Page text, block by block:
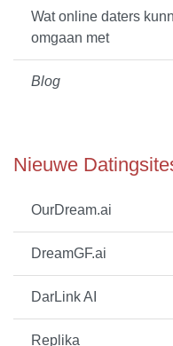
Wat online daters
omgaan met
Blog
Nieuwe
OurDream.ai
DreamGF.ai
DarLink AI
Replika